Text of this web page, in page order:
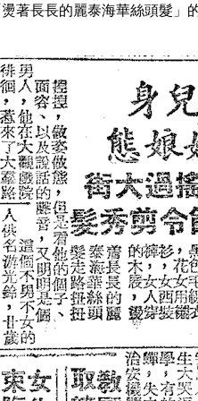
著長長的麗泰海華絲頭髮」